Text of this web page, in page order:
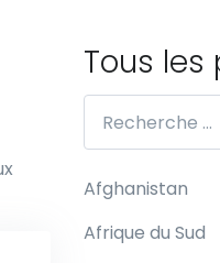
Tous les
Afghanistan
Afrique du Sud